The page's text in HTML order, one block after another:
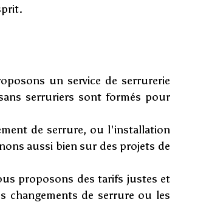
un service de serrurerie
serruriers sont formés pour
de serrure, ou l'installation
aussi bien sur des projets de
proposons des tarifs justes et
changements de serrure ou les